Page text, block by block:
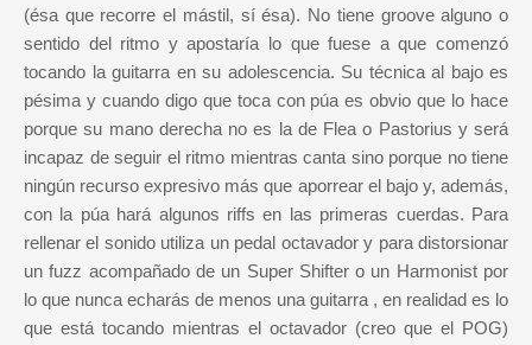
(ésa que recorre el mástil, sí ésa). No tiene groove alguno o
sentido del ritmo y apostaría lo que fuese a que comenzó
tocando la guitarra en su adolescencia. Su técnica al bajo es
pésima y cuando digo que toca con púa es obvio que lo hace
porque su mano derecha no es la de Flea o Pastorius y será
incapaz de seguir el ritmo mientras canta sino porque no tiene
ningún recurso expresivo más que aporrear el bajo y, además,
con la púa hará algunos riffs en las primeras cuerdas. Para
rellenar el sonido utiliza un pedal octavador y para distorsionar
un fuzz acompañado de un Super Shifter o un Harmonist por
lo que nunca echarás de menos una guitarra , en realidad es lo
que está tocando mientras el octavador (creo que el POG)